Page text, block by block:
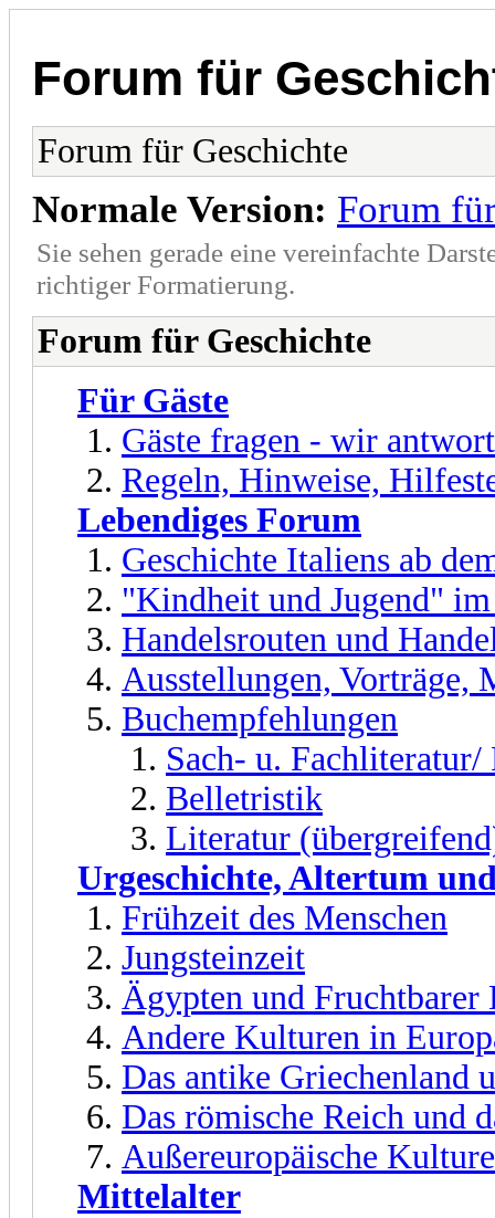
Forum für
Forum für Geschichte
Normale Version: Forum
Sie sehen gerade eine vereinfachte
richtiger Formatierung.
Forum für Geschichte
Für Gäste
Gäste fragen - wir
Regeln, Hinweise,
Lebendiges Forum
Geschichte Italiens ab
"Kindheit und Jugend"
Handelsrouten und
Ausstellungen, Vorträge,
Buchempfehlungen
Sach- u. Fachliteratur/
Belletristik
Literatur
Urgeschichte, Altertum
Frühzeit des Menschen
Jungsteinzeit
Ägypten und Fruchtbarer
Andere Kulturen in
Das antike Griechenland
Das römische Reich und
Außereuropäische
Mittelalter